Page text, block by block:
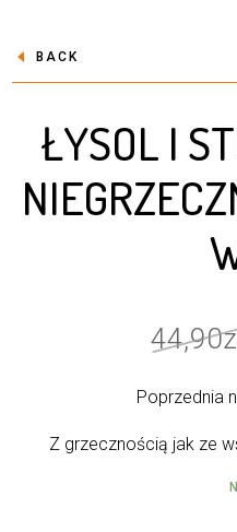
BACK
ŁYSOL I
44,90
Poprzednia
Z grzecznością jak ze